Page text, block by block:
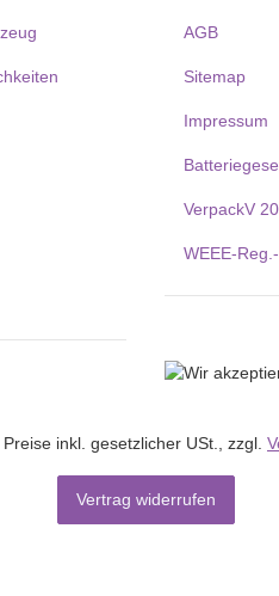
AGB
Sitemap
Impressum
VerpackV
WEEE-
Preise inkl. gesetzlicher USt., zzgl.
Vertrag widerrufen